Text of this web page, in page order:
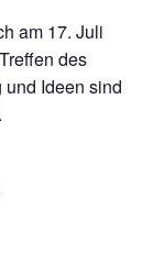
am 17. Juli
des
Ideen sind